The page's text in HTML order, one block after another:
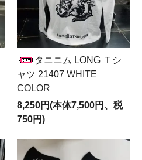
タニニム LONG Ｔシ
ャツ 21407 WHITE
COLOR
8,250円(本体7,500円、税
750円)